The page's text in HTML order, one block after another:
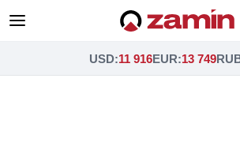
USD:11 916EUR:13 749